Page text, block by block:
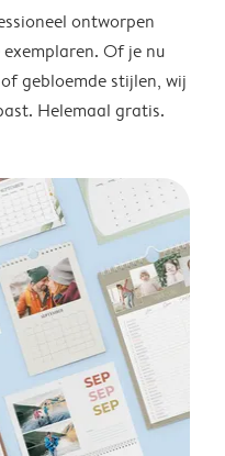
ontworpen
Of je nu
gebloemde stijlen, wij
Helemaal gratis.